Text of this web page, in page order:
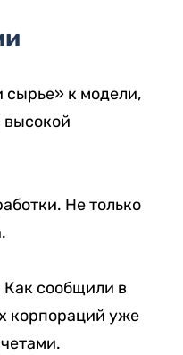
сырье» к модели,
высокой
Не только
сообщили в
корпораций уже